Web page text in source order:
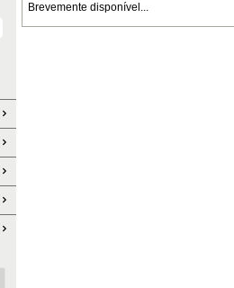
Brevemente disponível...